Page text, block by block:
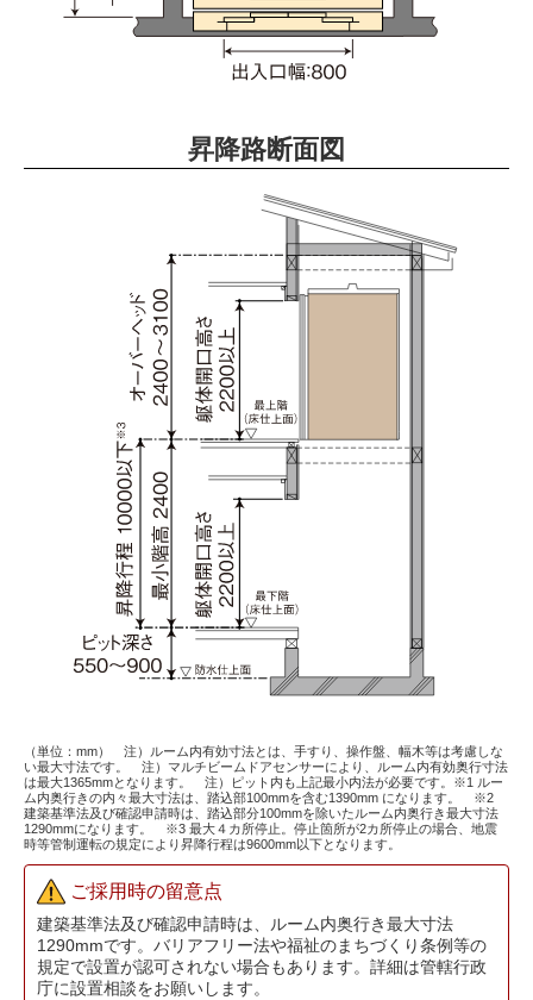
昇降路断面図
（単位：mm） 注）ルーム内有効寸法とは、手すり、操作盤、幅木等は考慮しな
い最大寸法です。 注）マルチビームドアセンサーにより、ルーム内有効奥行寸法
は最大1365mmとなります。 注）ピット内も上記最小内法が必要です。※1 ルー
ム内奥行きの内々最大寸法は、踏込部100mmを含む1390mm になります。 ※2
建築基準法及び確認申請時は、踏込部分100mmを除いたルーム内奥行き最大寸法
1290mmになります。 ※3 最大４カ所停止。停止箇所が2カ所停止の場合、地震
時等管制運転の規定により昇降行程は9600mm以下となります。
ご採用時の留意点
建築基準法及び確認申請時は、ルーム内奥行き最大寸法
1290mmです。バリアフリー法や福祉のまちづくり条例等の
規定で設置が認可されない場合もあります。詳細は管轄行政
庁に設置相談をお願いします。